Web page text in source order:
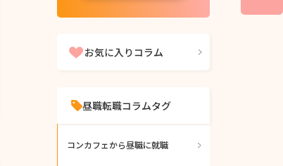
お気に入りコラム
昼職転職コラムタグ
コンカフェから昼職に就職